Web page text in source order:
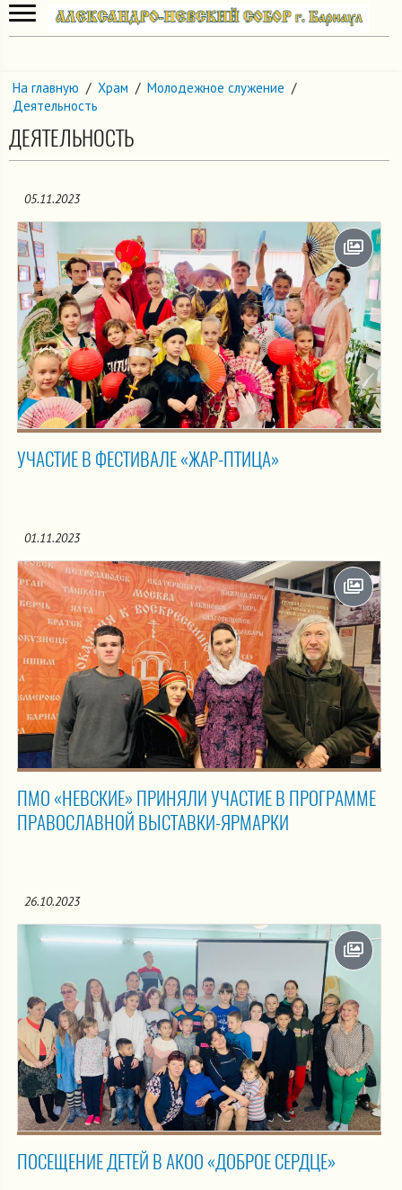
На главную / Храм / Молодежное служение /
Деятельность
ДЕЯТЕЛЬНОСТЬ
05.11.2023
УЧАСТИЕ В ФЕСТИВАЛЕ «ЖАР-ПТИЦА»
01.11.2023
ПМО «НЕВСКИЕ» ПРИНЯЛИ УЧАСТИЕ В ПРОГРАММЕ
ПРАВОСЛАВНОЙ ВЫСТАВКИ-ЯРМАРКИ
26.10.2023
ПОСЕЩЕНИЕ ДЕТЕЙ В АКОО «ДОБРОЕ СЕРДЦЕ»